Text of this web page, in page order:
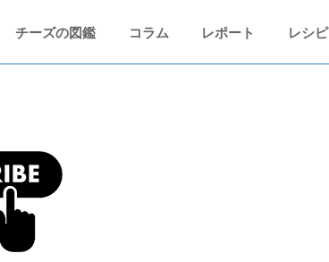
チーズの図鑑 コラム レポート レシピ